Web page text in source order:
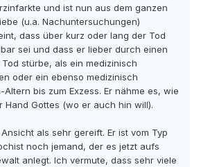
und ist nun aus dem ganzen
(u.a. Nachuntersuchungen)
dass über kurz oder lang der Tod
sei und dass er lieber durch einen
stürbe, als ein medizinisch
oder ein ebenso medizinisch
bis zum Exzess. Er nähme es, wie
Hand Gottes (wo er auch hin will).
als sehr gereift. Er ist vom Typ
noch jemand, der es jetzt aufs
anlegt. Ich vermute, dass sehr viele